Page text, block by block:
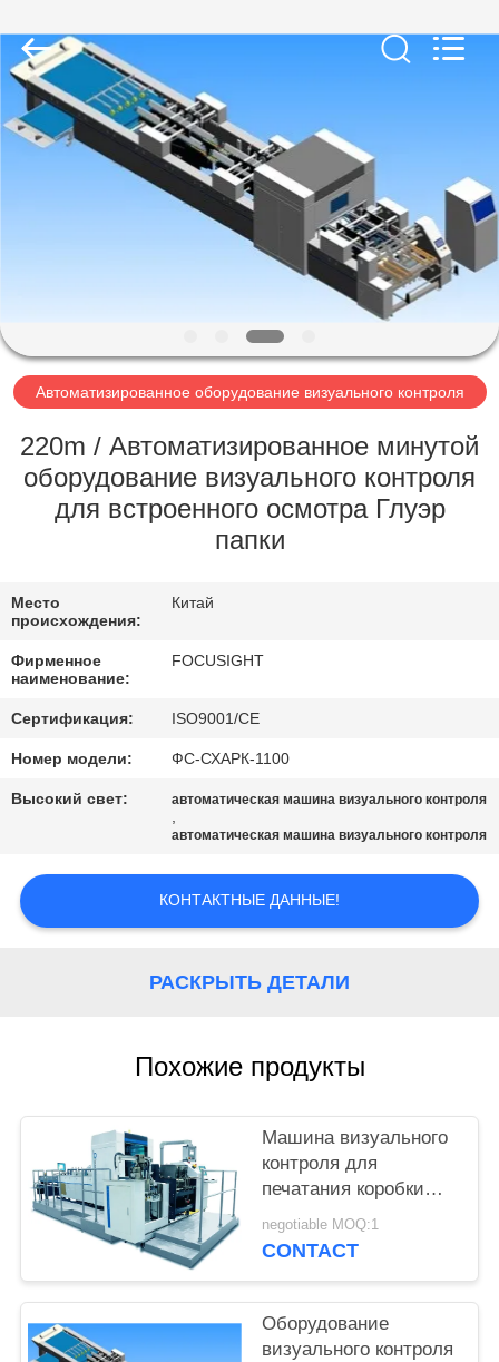
ДОМ
ПРОДУКТЫ
ПУТЕШЕСТВИЕ
ФАБРИКИ
ПРОВЕРКА
КАЧЕСТВА
МЫ
НОВОСТИ
СПРОСИТЕ
ЦИТАТУ
САЙТА
Co.,Ltd.
Rights
Reserved.
Автоматизированное оборудование визуального контроля
220m / Автоматизированное минутой
оборудование визуального контроля
для встроенного осмотра Глуэр
папки
Место
происхождения:
Китай
Фирменное
наименование:
FOCUSIGHT
Сертификация: ISO9001/CE
Номер модели: ФС-СХАРК-1100
Высокий свет: автоматическая машина визуального контроля
,
автоматическая машина визуального контроля
КОНТАКТНЫЕ ДАННЫЕ!
РАСКРЫТЬ ДЕТАЛИ
Похожие продукты
Машина визуального
контроля для
печатания коробки
вина рифленого
изменяет
negotiable MOQ:1
CONTACT
Оборудование
визуального контроля